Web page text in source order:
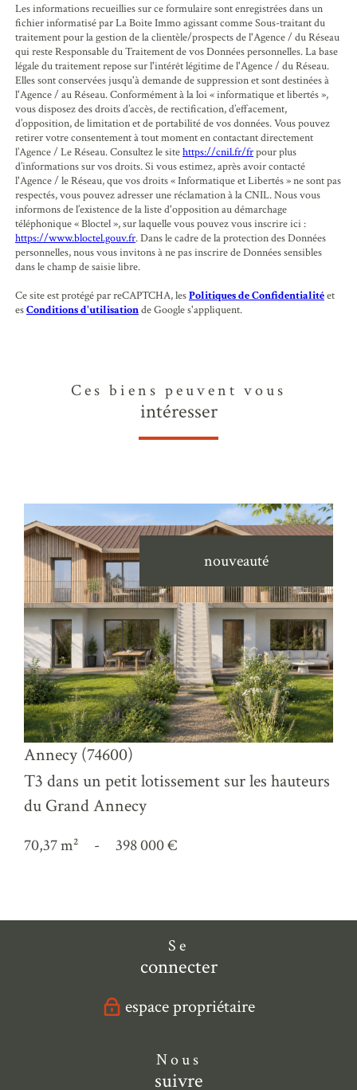
Les informations recueillies sur ce formulaire sont enregistrées dans un
fichier informatisé par La Boite Immo agissant comme Sous-traitant du
traitement pour la gestion de la clientèle/prospects de l'Agence / du Réseau
qui reste Responsable du Traitement de vos Données personnelles. La base
légale du traitement repose sur l'intérêt légitime de l'Agence / du Réseau.
Elles sont conservées jusqu'à demande de suppression et sont destinées à
l'Agence / au Réseau. Conformément à la loi « informatique et libertés »,
vous disposez des droits d’accès, de rectification, d’effacement,
d’opposition, de limitation et de portabilité de vos données. Vous pouvez
retirer votre consentement à tout moment en contactant directement
l’Agence / Le Réseau. Consultez le sitehttps://cnil.fr/frpour plus
d’informations sur vos droits. Si vous estimez, après avoir contacté
l'Agence / le Réseau, que vos droits « Informatique et Libertés » ne sont pas
respectés, vous pouvez adresser une réclamation à la CNIL. Nous vous
informons de l’existence de la liste d'opposition au démarchage
téléphonique « Bloctel », sur laquelle vous pouvez vous inscrire ici :
https://www.bloctel.gouv.fr. Dans le cadre de la protection des Données
personnelles, nous vous invitons à ne pas inscrire de Données sensibles
dans le champ de saisie libre.
Ce site est protégé par reCAPTCHA, lesPolitiques de Confidentialitéet
esConditions d'utilisationde Google s'appliquent.
Ces biens peuvent vous
intéresser
nouveauté
voir le bien
Annecy (74600)
T3 dans un petit lotissement sur les hauteurs
du Grand Annecy
70,37 m² - 398 000 €
Se
connecter
espace propriétaire
Nous
suivre